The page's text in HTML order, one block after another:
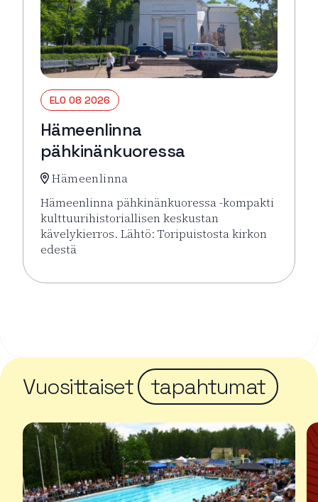
ELO 08 2026
Hämeenlinna
pähkinänkuoressa
Hämeenlinna
Hämeenlinna pähkinänkuoressa -kompakti
kulttuurihistoriallisen keskustan
kävelykierros. Lähtö: Toripuistosta kirkon
edestä
Lue lisää tapahtumasta Hämeenlinna
Vuosittaiset tapahtumat